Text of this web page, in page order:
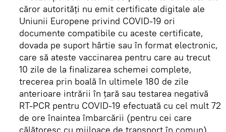
căror autorități nu emit certificate digitale ale
Uniunii Europene privind COVID-19 ori
documente compatibile cu aceste certificate,
dovada pe suport hârtie sau în format electronic,
care să ateste vaccinarea pentru care au trecut
10 zile de la finalizarea schemei complete,
trecerea prin boală în ultimele 180 de zile
anterioare intrării în țară sau testarea negativă
RT-PCR pentru COVID-19 efectuată cu cel mult 72
de ore înaintea îmbarcării (pentru cei care
călătoresc cu mijloace de transport în comun)